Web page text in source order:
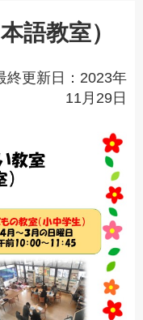
語教室）
更新日：2023年
11月29日